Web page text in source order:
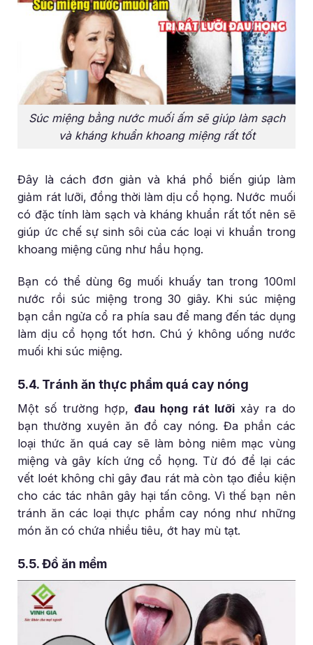
Súc miệng bằng nước muối ấm sẽ giúp làm sạch
và kháng khuẩn khoang miệng rất tốt
Đây là cách đơn giản và khá phổ biến giúp làm
giảm rát lưỡi, đồng thời làm dịu cổ họng. Nước muối
có đặc tính làm sạch và kháng khuẩn rất tốt nên sẽ
giúp ức chế sự sinh sôi của các loại vi khuẩn trong
khoang miệng cũng như hầu họng.
Bạn có thể dùng 6g muối khuấy tan trong 100ml
nước rồi súc miệng trong 30 giây. Khi súc miệng
bạn cần ngửa cổ ra phía sau để mang đến tác dụng
làm dịu cổ họng tốt hơn. Chú ý không uống nước
muối khi súc miệng.
5.4. Tránh ăn thực phẩm quá cay nóng
Một số trường hợp, đau họng rát lưỡi xảy ra do
bạn thường xuyên ăn đồ cay nóng. Đa phần các
loại thức ăn quá cay sẽ làm bỏng niêm mạc vùng
miệng và gây kích ứng cổ họng. Từ đó để lại các
vết loét không chỉ gây đau rát mà còn tạo điều kiện
cho các tác nhân gây hại tấn công. Vì thế bạn nên
tránh ăn các loại thực phẩm cay nóng như những
món ăn có chứa nhiều tiêu, ớt hay mù tạt.
5.5. Đồ ăn mềm